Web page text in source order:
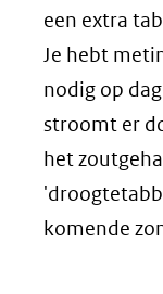
een extra
Je hebt
nodig op
stroomt er
het
komende